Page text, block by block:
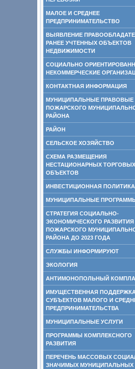
МАЛОЕ И СРЕДНЕЕ
ПРЕДПРИНИМАТЕЛЬСТВО
ВЫЯВЛЕНИЕ
РАНЕЕ УЧТЕННЫХ ОБЪЕКТОВ
НЕДВИЖИМОСТИ
СОЦИАЛЬНО
НЕКОММЕРЧЕСКИЕ
КОНТАКТНАЯ ИНФОРМАЦИЯ
МУНИЦИПАЛЬНЫЕ ПРАВОВЫЕ
ПОЖАРСКОГО
РАЙОНА
РАЙОН
СЕЛЬСКОЕ ХОЗЯЙСТВО
СХЕМА РАЗМЕЩЕНИЯ
НЕСТАЦИОНАРНЫХ ТОРГОВЫХ
ОБЪЕКТОВ
ИНВЕСТИЦИОННАЯ ПОЛИТИКА
МУНИЦИПАЛЬНЫЕ
СТРАТЕГИЯ СОЦИАЛЬНО-
ЭКОНОМИЧЕСКОГО РАЗВИТИЯ
ПОЖАРСКОГО
РАЙОНА ДО 2023 ГОДА
СЛУЖБЫ ИНФОРМИРУЮТ
ЭКОЛОГИЯ
АНТИМОНОПОЛЬНЫЙ
ИМУЩЕСТВЕННАЯ ПОДДЕРЖКА
СУБЪЕКТОВ МАЛОГО И
ПРЕДПРИНИМАТЕЛЬСТВА
МУНИЦИПАЛЬНЫЕ УСЛУГИ
ПРОГРАММЫ КОМПЛЕКСНОГО
РАЗВИТИЯ
ПЕРЕЧЕНЬ МАССОВЫХ
ЗНАЧИМЫХ МУНИЦИПАЛЬНЫХ